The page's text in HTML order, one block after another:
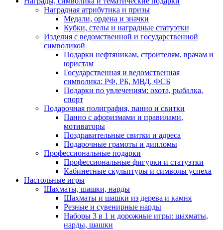
Наградная атрибутика и призы
Медали, ордена и значки
Кубки, стелы и наградные статуэтки
Изделия с ведомственной и государственной
символикой
Подарки нефтяникам, строителям, врачам и
юристам
Государственная и ведомственная
символика: РФ, РБ, МВД, ФСБ
Подарки по увлечениям: охота, рыбалка,
спорт
Подарочная полиграфия, панно и свитки
Панно с афоризмами и правилами,
мотиваторы
Поздравительные свитки и адреса
Подарочные грамоты и дипломы
Профессиональные подарки
Профессиональные фигурки и статуэтки
Кабинетные скульптуры и символы успеха
Настольные игры
Шахматы, шашки, нарды
Шахматы и шашки из дерева и камня
Резные и сувенирные нарды
Наборы 3 в 1 и дорожные игры: шахматы,
нарды, шашки